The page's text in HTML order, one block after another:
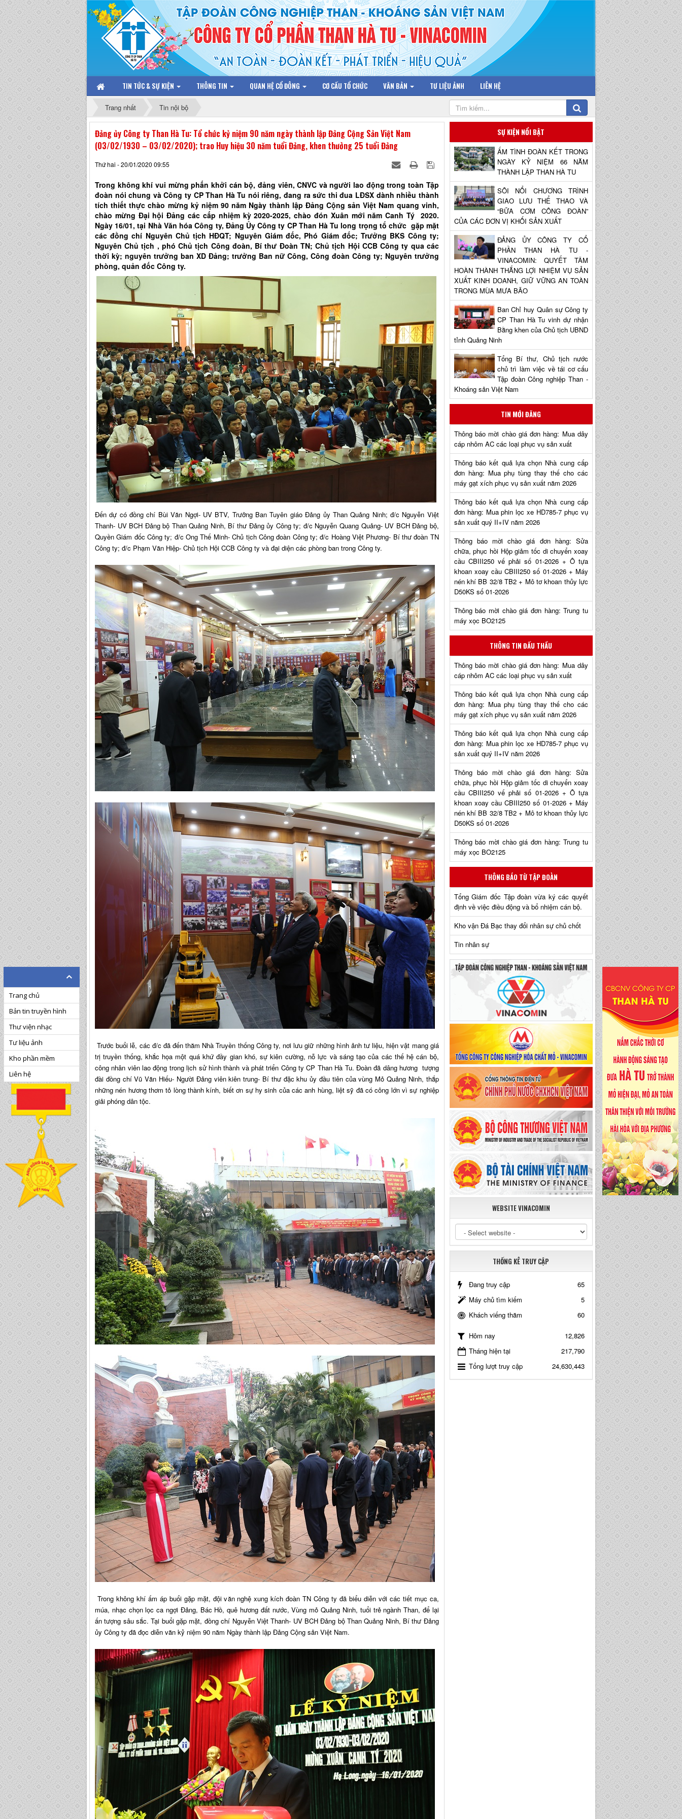
TIN TỨC & SỰ KIỆN THÔNG TIN QUAN HỆ CỔ ĐÔNG CƠ CẤU TỔ CHỨC VĂN BẢN TƯ LIỆU ẢNH LIÊN HỆ
Trang nhất Tin nội bộ
Đảng ủy Công ty Than Hà Tu: Tổ chức kỷ niệm 90 năm ngày thành lập Đảng Cộng Sản Việt Nam
(03/02/1930 – 03/02/2020); trao Huy hiệu 30 năm tuổi Đảng, khen thưởng 25 tuổi Đảng
Thứ hai - 20/01/2020 09:55
Trong không khí vui mừng phấn khởi cán bộ, đảng viên, CNVC và người lao động trong toàn Tập
đoàn nói chung và Công ty CP Than Hà Tu nói riêng, đang ra sức thi đua LĐSX dành nhiều thành
tích thiết thực chào mừng kỷ niệm 90 năm Ngày thành lập Đảng Cộng sản Việt Nam quang vinh,
chào mừng Đại hội Đảng các cấp nhiệm kỳ 2020-2025, chào đón Xuân mới năm Canh Tý 2020.
Ngày 16/01, tại Nhà Văn hóa Công ty, Đảng Ủy Công ty CP Than Hà Tu long trọng tổ chức gặp mặt
các đồng chí Nguyên Chủ tịch HĐQT; Nguyên Giám đốc, Phó Giám đốc; Trưởng BKS Công ty;
Nguyên Chủ tịch , phó Chủ tịch Công đoàn, Bí thư Đoàn TN; Chủ tịch Hội CCB Công ty qua các
thời kỳ; nguyên trưởng ban XD Đảng; trưởng Ban nữ Công, Công đoàn Công ty; Nguyên trưởng
phòng, quản đốc Công ty.
Đến dự có đồng chí Bùi Văn Ngợi- UV BTV, Trưởng Ban Tuyên giáo Đảng ủy Than Quảng Ninh; đ/c Nguyễn Việt
Thanh- UV BCH Đảng bộ Than Quảng Ninh, Bí thư Đảng ủy Công ty; đ/c Nguyễn Quang Quảng- UV BCH Đảng bộ,
Quyền Giám đốc Công ty; đ/c Ong Thế Minh- Chủ tịch Công đoàn Công ty; đ/c Hoàng Việt Phương- Bí thư đoàn TN
Công ty; đ/c Phạm Văn Hiệp- Chủ tịch Hội CCB Công ty và đại diện các phòng ban trong Công ty.
Trước buổi lễ, các đ/c đã đến thăm Nhà Truyền thống Công ty, nơi lưu giữ những hình ảnh tư liệu, hiện vật mang giá
trị truyền thống, khắc họa một quá khứ đầy gian khó, sự kiên cường, nỗ lực và sáng tạo của các thế hệ cán bộ,
công nhân viên lao động trong lịch sử hình thành và phát triển Công ty CP Than Hà Tu. Đoàn đã dâng hương tượng
đài đồng chí Vũ Văn Hiếu- Người Đảng viên kiên trung- Bí thư đặc khu ủy đầu tiên của vùng Mỏ Quảng Ninh, thắp
những nén hương thơm tỏ lòng thành kính, biết ơn sự hy sinh của các anh hùng, liệt sỹ đã có công lớn vì sự nghiệp
giải phóng dân tộc.
Trong không khí ấm áp buổi gặp mặt, đội văn nghệ xung kích đoàn TN Công ty đã biểu diễn với các tiết mục ca,
múa, nhạc chọn lọc ca ngợi Đảng, Bác Hồ, quê hương đất nước, Vùng mỏ Quảng Ninh, tuổi trẻ ngành Than, để lại
ấn tượng sâu sắc. Tại buổi gặp mặt, đồng chí Nguyễn Việt Thanh- UV BCH Đảng bộ Than Quảng Ninh, Bí thư Đảng
ủy Công ty đã đọc diễn văn kỷ niệm 90 năm Ngày thành lập Đảng Cộng sản Việt Nam.
SỰ KIỆN NỔI BẬT
ẤM TÌNH ĐOÀN KẾT TRONG
NGÀY KỶ NIỆM 66 NĂM
THÀNH LẬP THAN HÀ TU
SÔI NỔI CHƯƠNG TRÌNH
GIAO LƯU THỂ THAO VÀ
“BỮA CƠM CÔNG ĐOÀN”
CỦA CÁC ĐƠN VỊ KHỐI SẢN XUẤT
ĐẢNG ỦY CÔNG TY CỔ
PHẦN THAN HÀ TU -
VINACOMIN: QUYẾT TÂM
HOÀN THÀNH THẮNG LỢI NHIỆM VỤ SẢN
XUẤT KINH DOANH, GIỮ VỮNG AN TOÀN
TRONG MÙA MƯA BÃO
Ban Chỉ huy Quân sự Công ty
CP Than Hà Tu vinh dự nhận
Bằng khen của Chủ tịch UBND
tỉnh Quảng Ninh
Tổng Bí thư, Chủ tịch nước
chủ trì làm việc về tái cơ cấu
Tập đoàn Công nghiệp Than -
Khoáng sản Việt Nam
TIN MỚI ĐĂNG
Thông báo mời chào giá đơn hàng: Mua dây
cáp nhôm AC các loại phục vụ sản xuất
Thông báo kết quả lựa chọn Nhà cung cấp
đơn hàng: Mua phụ tùng thay thế cho các
máy gạt xích phục vụ sản xuất năm 2026
Thông báo kết quả lựa chọn Nhà cung cấp
đơn hàng: Mua phin lọc xe HD785-7 phục vụ
sản xuất quý II+IV năm 2026
Thông báo mời chào giá đơn hàng: Sửa
chữa, phục hồi Hộp giảm tốc di chuyển xoay
cầu CBIII250 vế phải số 01-2026 + Ô tựa
khoan xoay cầu CBIII250 số 01-2026 + Máy
nén khí BB 32/8 TB2 + Mô tơ khoan thủy lực
D50KS số 01-2026
Thông báo mời chào giá đơn hàng: Trung tu
máy xọc BO2125
THÔNG TIN ĐẤU THẦU
Thông báo mời chào giá đơn hàng: Mua dây
cáp nhôm AC các loại phục vụ sản xuất
Thông báo kết quả lựa chọn Nhà cung cấp
đơn hàng: Mua phụ tùng thay thế cho các
máy gạt xích phục vụ sản xuất năm 2026
Thông báo kết quả lựa chọn Nhà cung cấp
đơn hàng: Mua phin lọc xe HD785-7 phục vụ
sản xuất quý II+IV năm 2026
Thông báo mời chào giá đơn hàng: Sửa
chữa, phục hồi Hộp giảm tốc di chuyển xoay
cầu CBIII250 vế phải số 01-2026 + Ô tựa
khoan xoay cầu CBIII250 số 01-2026 + Máy
nén khí BB 32/8 TB2 + Mô tơ khoan thủy lực
D50KS số 01-2026
Thông báo mời chào giá đơn hàng: Trung tu
máy xọc BO2125
THÔNG BÁO TỪ TẬP ĐOÀN
Tổng Giám đốc Tập đoàn vừa ký các quyết
định về việc điều động và bổ nhiệm cán bộ.
Kho vận Đá Bạc thay đổi nhân sự chủ chốt
Tin nhân sự
WEBSITE VINACOMIN
THỐNG KÊ TRUY CẬP
Đang truy cập
65
Máy chủ tìm kiếm
5
Khách viếng thăm
60
Hôm nay
12,826
Tháng hiện tại
217,790
Tổng lượt truy cập
24,630,443
Trang chủ
Bản tin truyền hình
Thư viện nhạc
Tư liệu ảnh
Kho phần mềm
Liên hệ